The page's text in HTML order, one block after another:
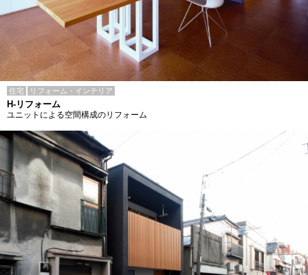
住宅 リフォーム・インテリア
H-リフォーム
ユニットによる空間構成のリフォーム